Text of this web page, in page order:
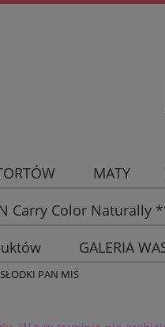
MATY
Carry Color
GALERIA
PAN MIŚ